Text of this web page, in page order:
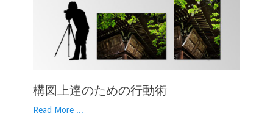
構図上達のための行動術
Read More ...